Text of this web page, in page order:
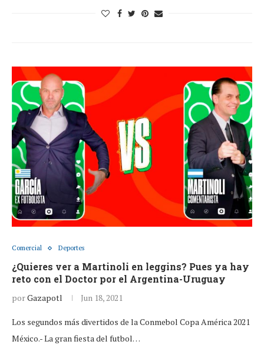
Comercial Deportes
¿Quieres ver a Martinoli en leggins? Pues ya hay
reto con el Doctor por el Argentina-Uruguay
porGazapotl Jun 18, 2021
Los segundos más divertidos de la Conmebol Copa América 2021
México.- La gran fiesta del futbol…